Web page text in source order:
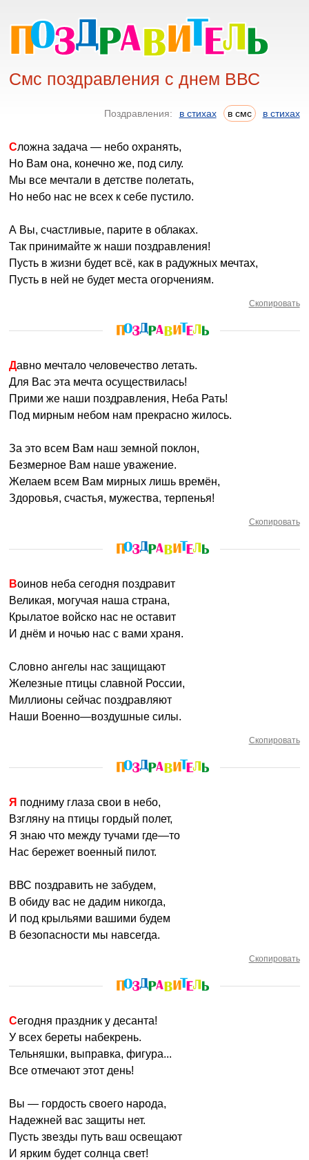
Смс поздравления с днем ВВС
Поздравления: в стихах в смс в стихах
Сложна задача — небо охранять,
Но Вам она, конечно же, под силу.
Мы все мечтали в детстве полетать,
Но небо нас не всех к себе пустило.
А Вы, счастливые, парите в облаках.
Так принимайте ж наши поздравления!
Пусть в жизни будет всё, как в радужных мечтах,
Пусть в ней не будет места огорчениям.
Скопировать
Давно мечтало человечество летать.
Для Вас эта мечта осуществилась!
Прими же наши поздравления, Неба Рать!
Под мирным небом нам прекрасно жилось.
За это всем Вам наш земной поклон,
Безмерное Вам наше уважение.
Желаем всем Вам мирных лишь времён,
Здоровья, счастья, мужества, терпенья!
Скопировать
Воинов неба сегодня поздравит
Великая, могучая наша страна,
Крылатое войско нас не оставит
И днём и ночью нас с вами храня.
Словно ангелы нас защищают
Железные птицы славной России,
Миллионы сейчас поздравляют
Наши Военно—воздушные силы.
Скопировать
Я подниму глаза свои в небо,
Взгляну на птицы гордый полет,
Я знаю что между тучами где—то
Нас бережет военный пилот.
ВВС поздравить не забудем,
В обиду вас не дадим никогда,
И под крыльями вашими будем
В безопасности мы навсегда.
Скопировать
Сегодня праздник у десанта!
У всех береты набекрень.
Тельняшки, выправка, фигура...
Все отмечают этот день!
Вы — гордость своего народа,
Надежней вас защиты нет.
Пусть звезды путь ваш освещают
И ярким будет солнца свет!